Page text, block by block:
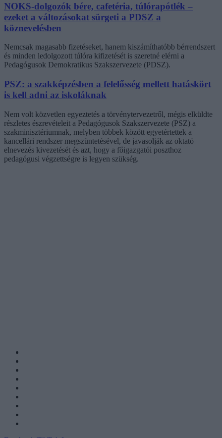
NOKS-dolgozók bére, cafetéria, túlórapótlék –
ezeket a változásokat sürgeti a PDSZ a
köznevelésben
Nemcsak magasabb fizetéseket, hanem kiszámíthatóbb bérrendszert
és minden ledolgozott túlóra kifizetését is szeretné elérni a
Pedagógusok Demokratikus Szakszervezete (PDSZ).
PSZ: a szakképzésben a felelősség mellett hatáskört
is kell adni az iskoláknak
Nem volt közvetlen egyeztetés a törvénytervezetről, mégis elküldte
részletes észrevételeit a Pedagógusok Szakszervezete (PSZ) a
szakminisztériumnak, melyben többek között egyetértettek a
kancellári rendszer megszüntetésével, de javasolják az oktató
elnevezés kivezetését és azt, hogy a főigazgatói poszthoz
pedagógusi végzettségre is legyen szükség.